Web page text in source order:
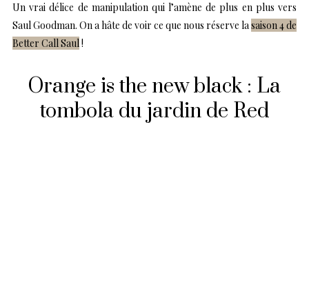
Un vrai délice de manipulation qui l’amène de plus en plus vers
Saul Goodman. On a hâte de voir ce que nous réserve lasaison 4 de
Better Call Saul!
Orange is the new black : La
tombola du jardin de Red